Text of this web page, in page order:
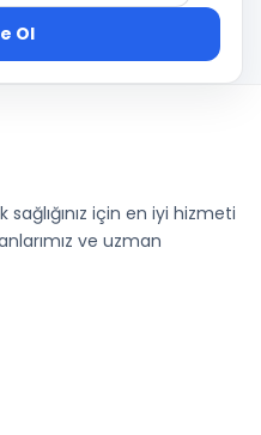
Ol
için en iyi hizmeti
ve uzman